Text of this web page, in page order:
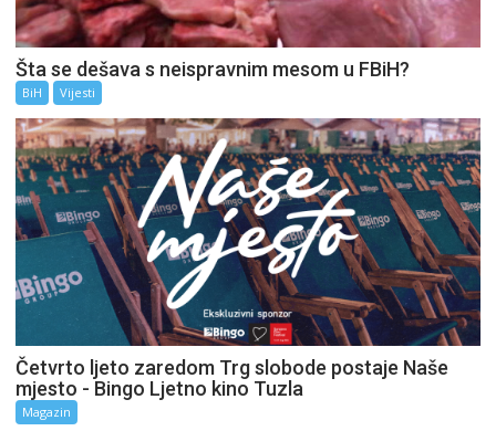
Šta se dešava s neispravnim mesom u FBiH?
BiH Vijesti
Četvrto ljeto zaredom Trg slobode postaje Naše
mjesto - Bingo Ljetno kino Tuzla
Magazin